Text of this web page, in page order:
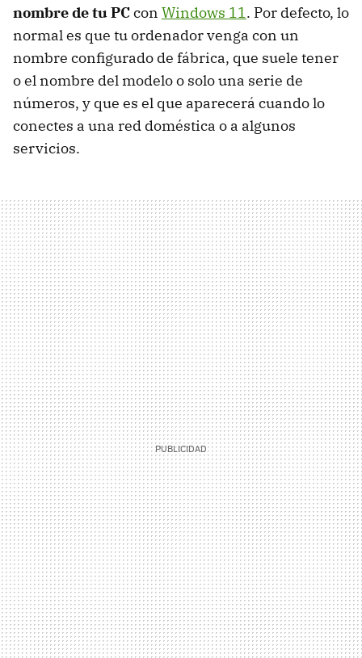
nombre de tu PCcon Windows 11. Por defecto, lo
normal es que tu ordenador venga con un
nombre configurado de fábrica, que suele tener
o el nombre del modelo o solo una serie de
números, y que es el que aparecerá cuando lo
conectes a una red doméstica o a algunos
servicios.